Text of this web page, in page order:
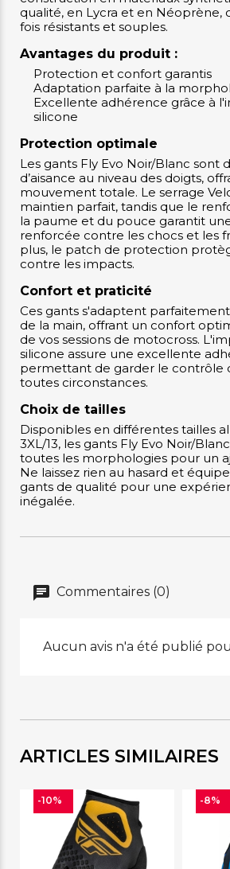
qualité, en Lycra et en Néoprène,
fois résistants et souples.
Avantages du produit :
Protection et confort garantis
Adaptation parfaite à la
Excellente adhérence grâce à
silicone
Protection optimale
Les gants Fly Evo Noir/Blanc sont
d’aisance au niveau des doigts,
mouvement totale. Le serrage
maintien parfait, tandis que le
la paume et du pouce garantit
renforcée contre les chocs et les
plus, le patch de protection
contre les impacts.
Confort et praticité
Ces gants s'adaptent
de la main, offrant un confort
de vos sessions de motocross.
silicone assure une excellente
permettant de garder le contrôle
toutes circonstances.
Choix de tailles
Disponibles en différentes tailles
3XL/13, les gants Fly Evo Noir/
toutes les morphologies pour un
Ne laissez rien au hasard et
gants de qualité pour une
inégalée.
Commentaires (0)
Aucun avis n'a été publié
ARTICLES SIMILAIRES
-10% -8%